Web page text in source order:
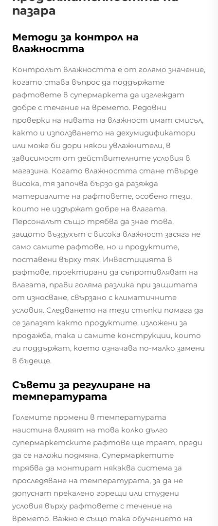
пазара
Методи за контрол на
влажността
Контролът влажността е от голямо значение,
когато става въпрос да поддържате
рафтовете в супермаркета да изглеждат
добре с течение на времето. Редовни
проверки на нивата на влажност имат смисъл,
както и използването на дехумидификатори
или може би дори някои увлажнители, в
зависимост от действителните условия в
магазина. Когато влажността стане твърде
висока, тя започва бързо да разяжда
материалите на рафтовете, особено тези,
които не издържат добре на влагата.
Персоналът също трябва да знае това,
защото въздухът с висока влажност засяга не
само самите рафтове, но и продуктите,
поставени върху тях. Инвестицията в
рафтове, проектирани да съпротивляват на
влагата, прави голяма разлика при защитата
от износване, свързано с климатичните
условия. Следването на тези стъпки помага да
се запазят както продуктите, изложени за
продажба, така и самите конструкции, които
ги поддържат, което означава по-малко замени
в бъдеще.
Съвети за регулиране на
температурата
Големите промени в температурата
наистина влияят на това колко дълго
супермаркетските рафтове ще траят, преди
да се наложи подмяна. Супермаркетите
трябва да монтират някаква система за
проследяване на температурата, за да не
допуснат прекалено горещи или студени
условия върху рафтовете с течение на
времето. Важно е също така обучението на